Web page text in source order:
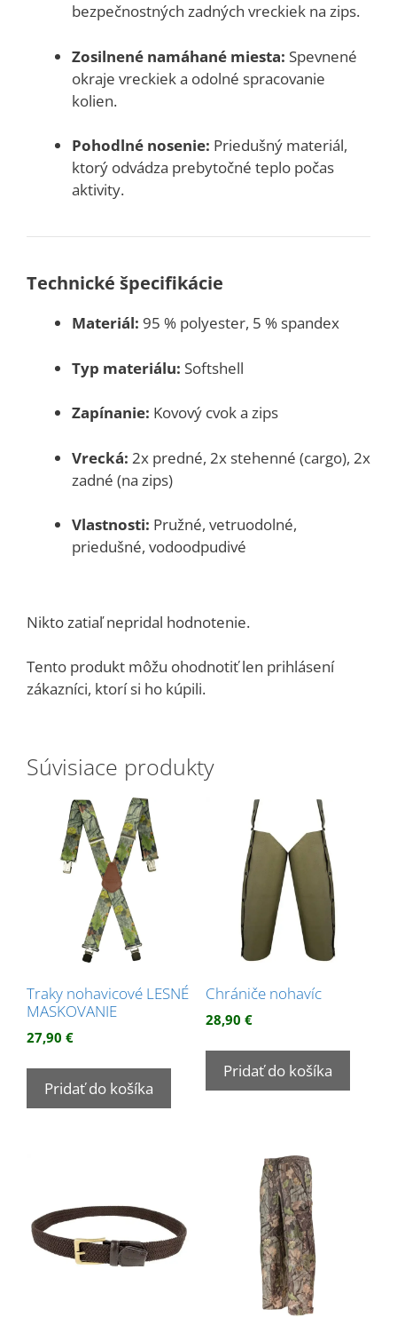
bezpečnostných zadných vreckiek na zips.
Zosilnené namáhané miesta: Spevnené
okraje vreckiek a odolné spracovanie
kolien.
Pohodlné nosenie: Priedušný materiál,
ktorý odvádza prebytočné teplo počas
aktivity.
Technické špecifikácie
Materiál: 95 % polyester, 5 % spandex
Typ materiálu: Softshell
Zapínanie: Kovový cvok a zips
Vrecká: 2x predné, 2x stehenné (cargo), 2x
zadné (na zips)
Vlastnosti: Pružné, vetruodolné,
priedušné, vodoodpudivé
Nikto zatiaľ nepridal hodnotenie.
Tento produkt môžu ohodnotiť len prihlásení
zákazníci, ktorí si ho kúpili.
Súvisiace produkty
Traky nohavicové LESNÉ
MASKOVANIE
27,90 €
Pridať do košíka
Chrániče nohavíc
28,90 €
Pridať do košíka